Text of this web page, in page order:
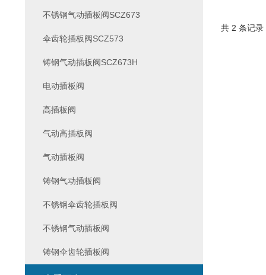
共 2 条记
不锈钢气动插板阀SCZ673
伞齿轮插板阀SCZ573
铸钢气动插板阀SCZ673H
电动插板阀
高插板阀
气动高插板阀
气动插板阀
铸钢气动插板阀
不锈钢伞齿轮插板阀
不锈钢气动插板阀
铸钢伞齿轮插板阀